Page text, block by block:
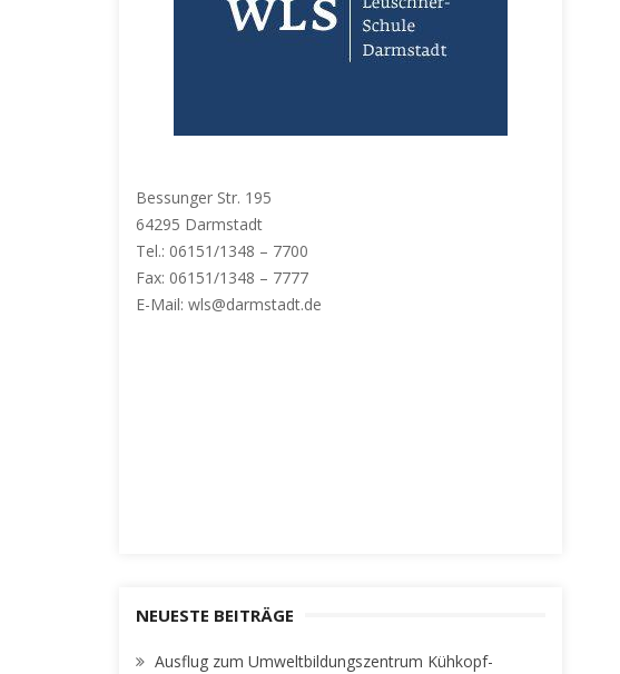
Bessunger Str. 195
64295 Darmstadt
Tel.: 06151/1348 – 7700
Fax: 06151/1348 – 7777
E-Mail: wls@darmstadt.de
NEUESTE BEITRÄGE
Ausflug zum Umweltbildungszentrum Kühkopf-